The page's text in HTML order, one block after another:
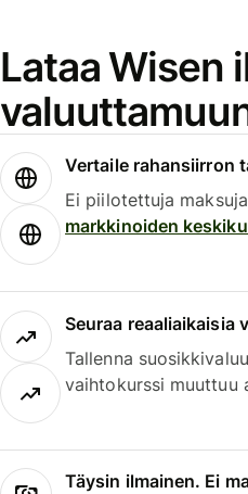
Lataa Wisen
Vertaile rahansiirron
Ei piilotettuja
markkinoiden
Seuraa reaaliaikaisia
Tallenna
vaihtokurssi muuttuu
Täysin ilmainen. Ei